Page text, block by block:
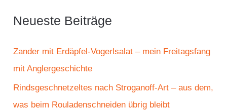
e
n
a
c
Neueste Beiträge
Zander mit Erdäpfel-Vogerlsalat – mein Freitagsfang
mit Anglergeschichte
Rindsgeschnetzeltes nach Stroganoff-Art – aus dem,
was beim Rouladenschneiden übrig bleibt